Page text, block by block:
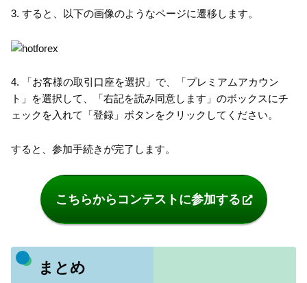
3. すると、以下の画像のようなページに遷移します。
4. 「お客様の取引口座を選択」で、「プレミアムアカウン
ト」を選択して、「右記を読み同意します」のボックスにチ
ェックを入れて「登録」ボタンをクリックしてください。
すると、参加手続きが完了します。
こちらからコンテストに参加する
まとめ